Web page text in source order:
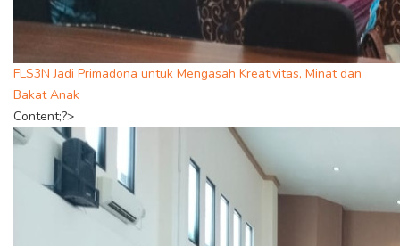
FLS3N Jadi Primadona untuk Mengasah Kreativitas, Minat dan
Bakat Anak
Content;?>